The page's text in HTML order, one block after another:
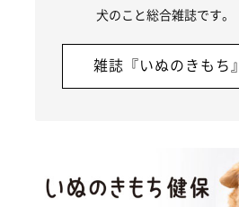
犬のこと総合雑誌です。
雑誌『いぬのきもち』